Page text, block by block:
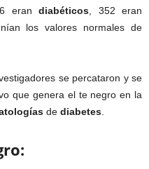
erandiabéticos , 352 eran
los valores normales de
se percataron y se
que genera el te negro en la
de diabetes